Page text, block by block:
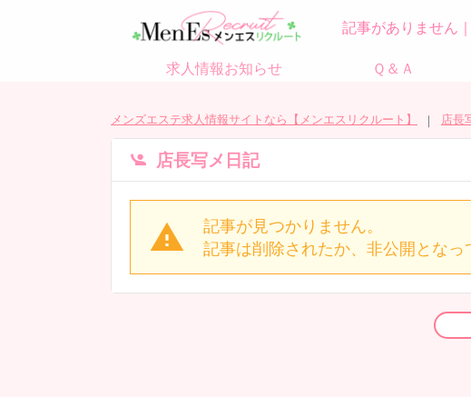
記事がありません
求人情報お知らせ Ｑ＆Ａ
メンズエステ求人情報サイトなら【メンエスリクルート】 店長
店長写メ日記
記事が見つかりません。
記事は削除されたか、非公開となっ